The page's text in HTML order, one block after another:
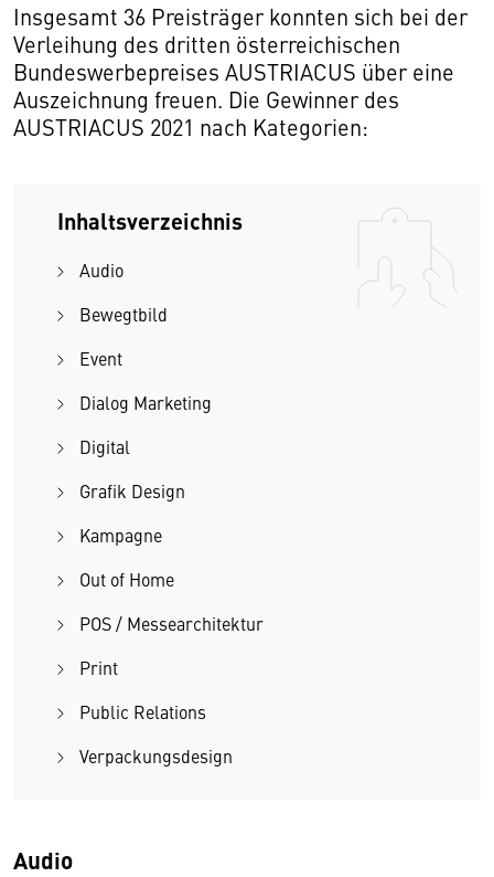
Insgesamt 36 Preisträger konnten sich bei der
Verleihung des dritten österreichischen
Bundeswerbepreises AUSTRIACUS über eine
Auszeichnung freuen. Die Gewinner des
AUSTRIACUS 2021 nach Kategorien:
Inhaltsverzeichnis
Audio
Bewegtbild
Event
Dialog Marketing
Digital
Grafik Design
Kampagne
Out of Home
POS / Messearchitektur
Print
Public Relations
Verpackungsdesign
Audio